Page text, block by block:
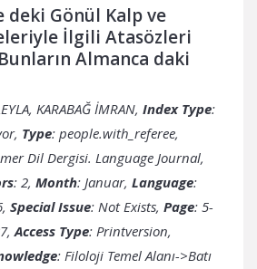
deki Gönül Kalp ve
İlgili Atasözleri
Almanca daki
KARABAĞ İMRAN, Index Type:
Type: people.with_referee,
Dil Dergisi. Language Journal,
: 2, Month: Januar, Language:
Special Issue: Not Exists, Page: 5-
Access Type: Printversion,
: Filoloji Temel Alanı->Batı